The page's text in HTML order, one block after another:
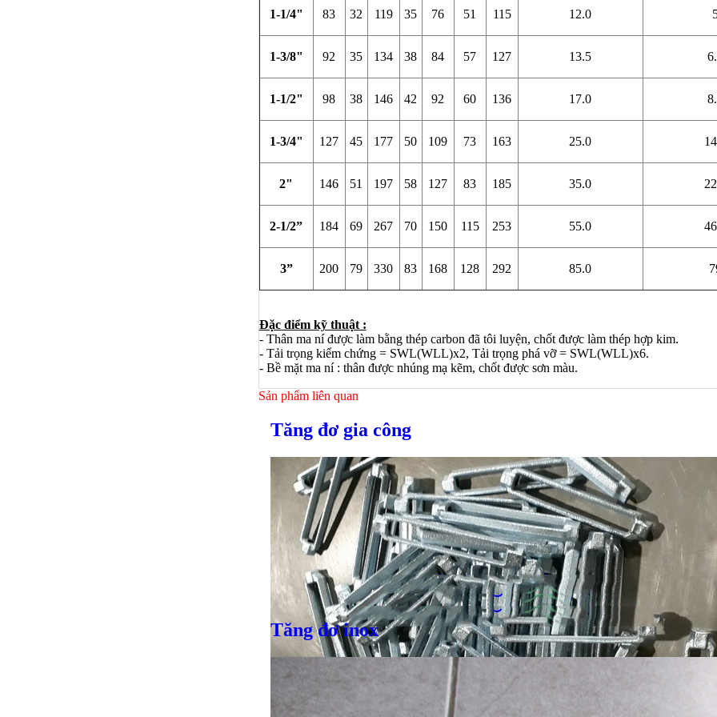
Bulong inox - DIN933, DIN931
1-1/4" 83 32 119 35 76 51 115 12.0
1-3/8" 92 35 134 38 84 57 127 13.5
1-1/2" 98 38 146 42 92 60 136 17.0
1-3/4" 127 45 177 50 109 73 163 25.0
2" 146 51 197 58 127 83 185 35.0
2-1/2” 184 69 267 70 150 115 253 55.0
3” 200 79 330 83 168 128 292 85.0
Đặc điểm kỹ thuật :
- Thân ma ní được làm bằng thép carbon đã tôi luyện, chốt được làm thép hợp kim.
- Tải trọng kiểm chứng = SWL(WLL)x2, Tải trọng phá vỡ = SWL(WLL)x6.
- Bề mặt ma ní : thân được nhúng mạ kẽm, chốt được sơn màu.
Sản phẩm liên quan
Tăng đơ gia công
Tăng đơ inox